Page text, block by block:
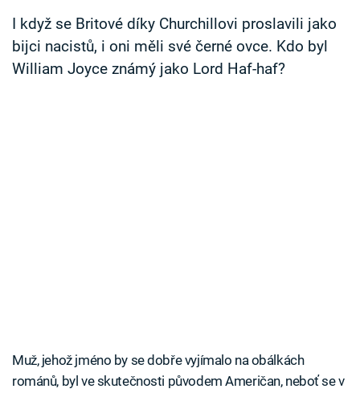
Sledujte nás
I když se Britové díky Churchillovi proslavili jako
bijci nacistů, i oni měli své černé ovce. Kdo byl
William Joyce známý jako Lord Haf-haf?
Muž, jehož jméno by se dobře vyjímalo na obálkách
románů, byl ve skutečnosti původem Američan, neboť se v